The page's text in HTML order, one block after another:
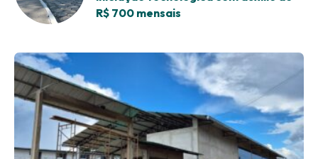
R$ 700 mensais